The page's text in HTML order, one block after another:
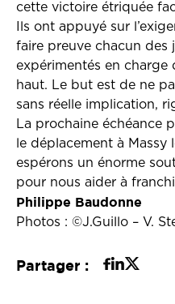
cette victoire étriquée
Ils ont appuyé sur
faire preuve chacun des
expérimentés en charge
haut. Le but est de ne
sans réelle implication,
La prochaine échéance
le déplacement à Massy
espérons un énorme
pour nous aider à
Philippe Baudonne
Photos : ©J.Guillo – V.
Partager :